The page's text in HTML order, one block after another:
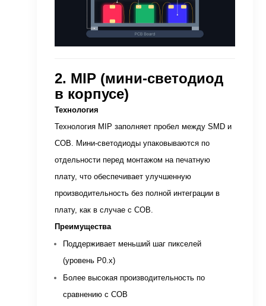
2. MIP (мини-светодиод
в корпусе)
Технология
Технология MIP заполняет пробел между SMD и
COB. Мини-светодиоды упаковываются по
отдельности перед монтажом на печатную
плату, что обеспечивает улучшенную
производительность без полной интеграции в
плату, как в случае с COB.
Преимущества
Поддерживает меньший шаг пикселей
(уровень P0.x)
Более высокая производительность по
сравнению с COB